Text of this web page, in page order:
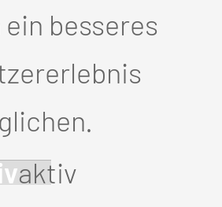
Trial
ein besseres
aktiv